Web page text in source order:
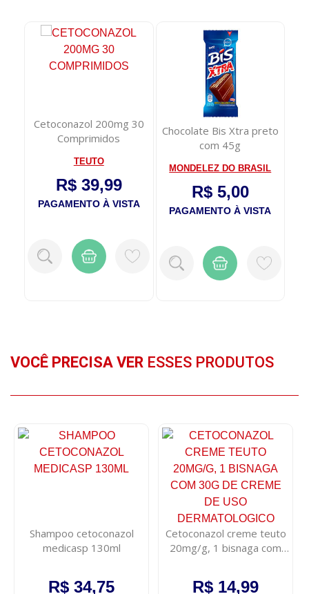
Cetoconazol 200mg 30
Comprimidos
TEUTO
R$ 39,99
PAGAMENTO À VISTA
Chocolate Bis Xtra preto
com 45g
MONDELEZ DO BRASIL
R$ 5,00
PAGAMENTO À VISTA
VOCÊ PRECISA VER ESSES PRODUTOS
Shampoo cetoconazol
medicasp 130ml
R$ 34,75
Cetoconazol creme teuto
20mg/g, 1 bisnaga com
R$ 14,99